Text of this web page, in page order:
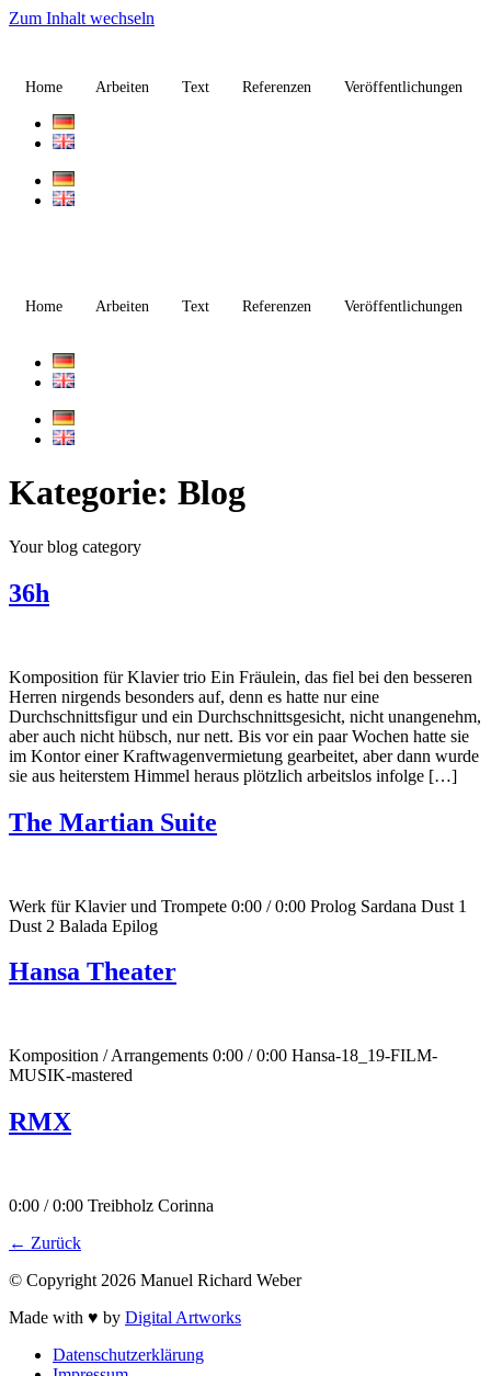
Zum Inhalt wechseln
Home Arbeiten Text Referenzen Veröffentlichungen
Home Arbeiten Text Referenzen Veröffentlichungen
Kategorie: Blog
Your blog category
36h
Komposition für Klavier trio Ein Fräulein, das fiel bei den besseren
Herren nirgends besonders auf, denn es hatte nur eine
Durchschnittsfigur und ein Durchschnittsgesicht, nicht unangenehm,
aber auch nicht hübsch, nur nett. Bis vor ein paar Wochen hatte sie
im Kontor einer Kraftwagenvermietung gearbeitet, aber dann wurde
sie aus heiterstem Himmel heraus plötzlich arbeitslos infolge […]
The Martian Suite
Werk für Klavier und Trompete 0:00 / 0:00 Prolog Sardana Dust 1
Dust 2 Balada Epilog
Hansa Theater
Komposition / Arrangements 0:00 / 0:00 Hansa-18_19-FILM-
MUSIK-mastered
RMX
0:00 / 0:00 Treibholz Corinna
← Zurück
© Copyright 2026 Manuel Richard Weber
Made with ♥ by Digital Artworks
Datenschutzerklärung